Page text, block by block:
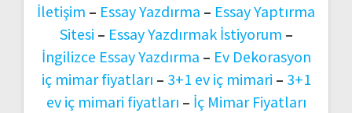
İletişim – Essay Yazdırma – Essay Yaptırma
Sitesi – Essay Yazdırmak İstiyorum –
İngilizce Essay Yazdırma – Ev Dekorasyon
iç mimar fiyatları – 3+1 ev iç mimari – 3+1
ev iç mimari fiyatları – İç Mimar Fiyatları